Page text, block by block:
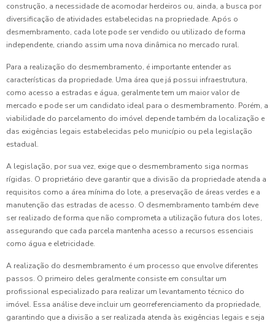
construção, a necessidade de acomodar herdeiros ou, ainda, a busca por
diversificação de atividades estabelecidas na propriedade. Após o
desmembramento, cada lote pode ser vendido ou utilizado de forma
independente, criando assim uma nova dinâmica no mercado rural.
Para a realização do desmembramento, é importante entender as
características da propriedade. Uma área que já possui infraestrutura,
como acesso a estradas e água, geralmente tem um maior valor de
mercado e pode ser um candidato ideal para o desmembramento. Porém, a
viabilidade do parcelamento do imóvel depende também da localização e
das exigências legais estabelecidas pelo município ou pela legislação
estadual.
A legislação, por sua vez, exige que o desmembramento siga normas
rígidas. O proprietário deve garantir que a divisão da propriedade atenda a
requisitos como a área mínima do lote, a preservação de áreas verdes e a
manutenção das estradas de acesso. O desmembramento também deve
ser realizado de forma que não comprometa a utilização futura dos lotes,
assegurando que cada parcela mantenha acesso a recursos essenciais
como água e eletricidade.
A realização do desmembramento é um processo que envolve diferentes
passos. O primeiro deles geralmente consiste em consultar um
profissional especializado para realizar um levantamento técnico do
imóvel. Essa análise deve incluir um georreferenciamento da propriedade,
garantindo que a divisão a ser realizada atenda às exigências legais e seja